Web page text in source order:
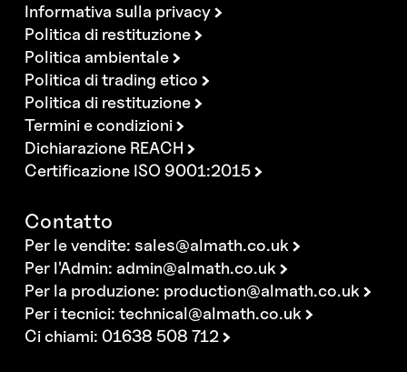
Informativa sulla privacy
Politica di restituzione
Politica ambientale
Politica di trading etico
Politica di restituzione
Termini e condizioni
Dichiarazione REACH
Certificazione ISO 9001:2015
Contatto
Per le vendite:sales@almath.co.uk
Per l'Admin: admin@almath.co.uk
Per la produzione: production@almath.co.uk
Per i tecnici:technical@almath.co.uk
Ci chiami: 01638 508 712